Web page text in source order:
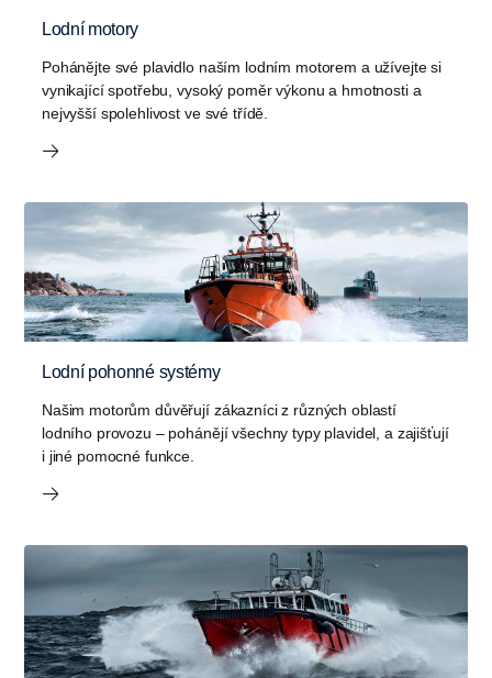
Lodní motory
Pohánějte své plavidlo naším lodním motorem a užívejte si
vynikající spotřebu, vysoký poměr výkonu a hmotnosti a
nejvyšší spolehlivost ve své třídě.
Lodní pohonné systémy
Našim motorům důvěřují zákazníci z různých oblastí
lodního provozu – pohánějí všechny typy plavidel, a zajišťují
i jiné pomocné funkce.